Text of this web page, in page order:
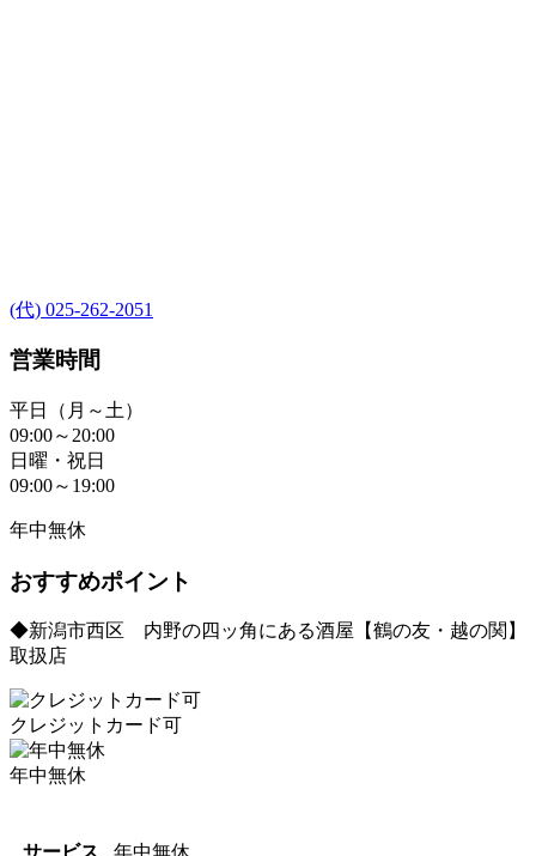
(代) 025-262-2051
営業時間
平日（月～土）
09:00～20:00
日曜・祝日
09:00～19:00
年中無休
おすすめポイント
◆新潟市西区 内野の四ッ角にある酒屋【鶴の友・越の関】
取扱店
クレジットカード可
年中無休